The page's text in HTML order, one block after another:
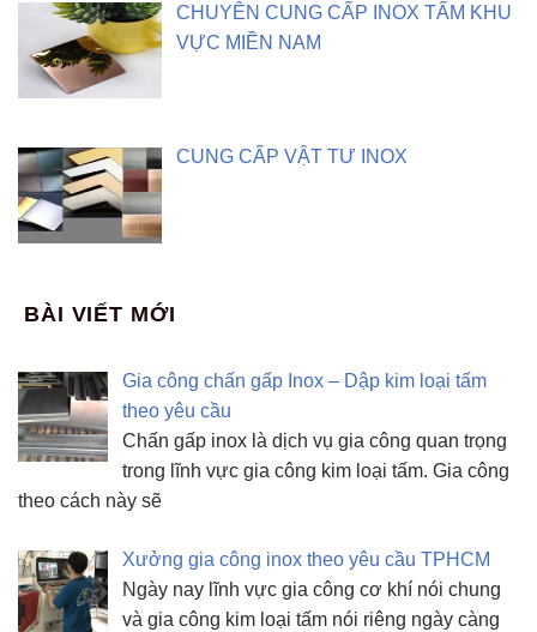
CHUYÊN CUNG CẤP INOX TẤM KHU
VỰC MIỀN NAM
CUNG CẤP VẬT TƯ INOX
BÀI VIẾT MỚI
Gia công chấn gấp Inox – Dập kim loại tấm
theo yêu cầu
Chấn gấp inox là dịch vụ gia công quan trọng
trong lĩnh vực gia công kim loại tấm. Gia công
theo cách này sẽ
Xưởng gia công inox theo yêu cầu TPHCM
Ngày nay lĩnh vực gia công cơ khí nói chung
và gia công kim loại tấm nói riêng ngày càng